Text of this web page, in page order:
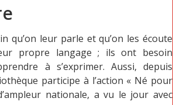
qu’on leur parle et qu’on les écoute
propre langage ; ils ont besoin
à s’exprimer. Aussi, depuis
participe à l’action « Né pour
nationale, a vu le jour avec